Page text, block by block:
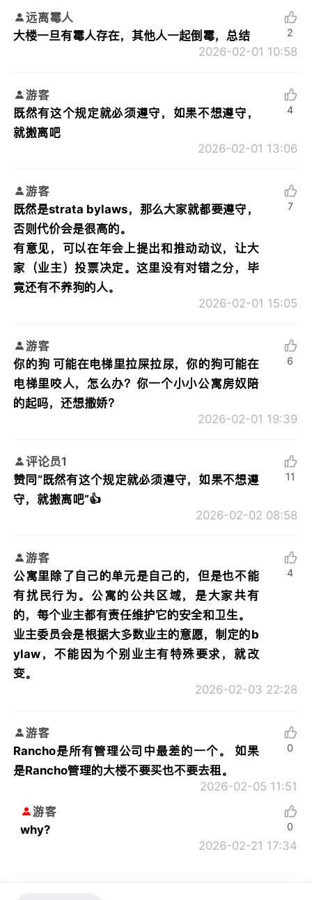
远离霉人
大楼一旦有霉人存在，其他人一起倒霉，总结
2026-02-01 10:58
2
游客
既然有这个规定就必须遵守，如果不想遵守，
就搬离吧
2026-02-01 13:06
4
游客
既然是strata bylaws，那么大家就都要遵守，
否则代价会是很高的。
有意见，可以在年会上提出和推动动议，让大
家（业主）投票决定。这里没有对错之分，毕
竟还有不养狗的人。
2026-02-01 15:05
7
游客
你的狗 可能在电梯里拉屎拉尿，你的狗可能在
电梯里咬人，怎么办？你一个小小公寓房奴陪
的起吗，还想撒娇？
2026-02-01 19:39
6
评论员1
赞同“既然有这个规定就必须遵守，如果不想遵
守，就搬离吧”👍
2026-02-02 08:58
11
游客
公寓里除了自己的单元是自己的，但是也不能
有扰民行为。公寓的公共区域，是大家共有
的，每个业主都有责任维护它的安全和卫生。
业主委员会是根据大多数业主的意愿，制定的b
ylaw，不能因为个别业主有特殊要求，就改
变。
2026-02-03 22:28
4
游客
Rancho是所有管理公司中最差的一个。 如果
是Rancho管理的大楼不要买也不要去租。
2026-02-05 11:51
0
游客
why?
2026-02-21 17:34
0